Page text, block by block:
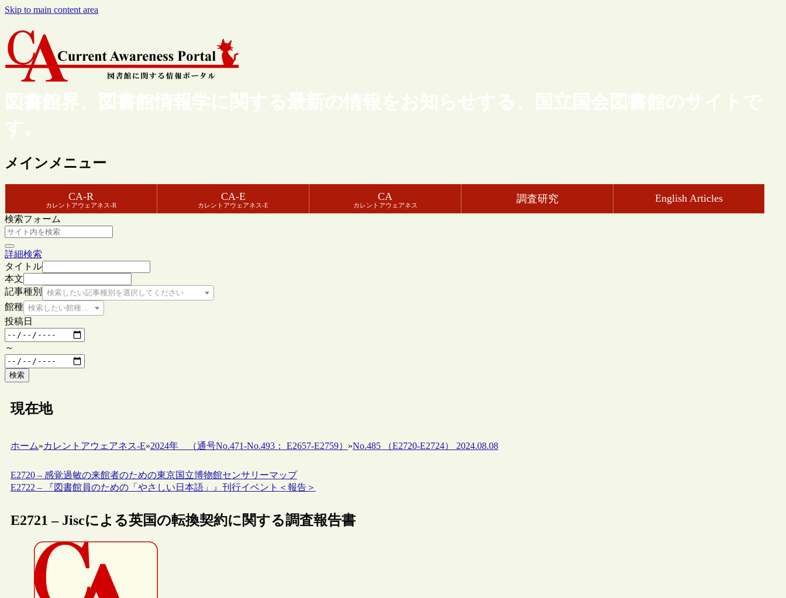
Skip to main content area
図書館界、図書館情報学に関する最新の情報をお知らせする、国立国会図書館のサイトで
す。
メインメニュー
CA-R
カレントアウェアネス-R
CA-E
カレントアウェアネス-E
CA
カレントアウェアネス
調査研究 English Articles
検索フォーム
詳細検索
タイトル
本文
記事種別
検索したい記事種別を選択してください
館種 検索したい館種を選択してください
投稿日
～
検索
現在地
ホーム»カレントアウェアネス-E»2024年 （通号No.471-No.493： E2657-E2759） »No.485 （E2720-E2724） 2024.08.08
E2720 – 感覚過敏の来館者のための東京国立博物館センサリーマップ
E2722 – 『図書館員のための「やさしい日本語」』刊行イベント＜報告＞
E2721 – Jiscによる英国の転換契約に関する調査報告書